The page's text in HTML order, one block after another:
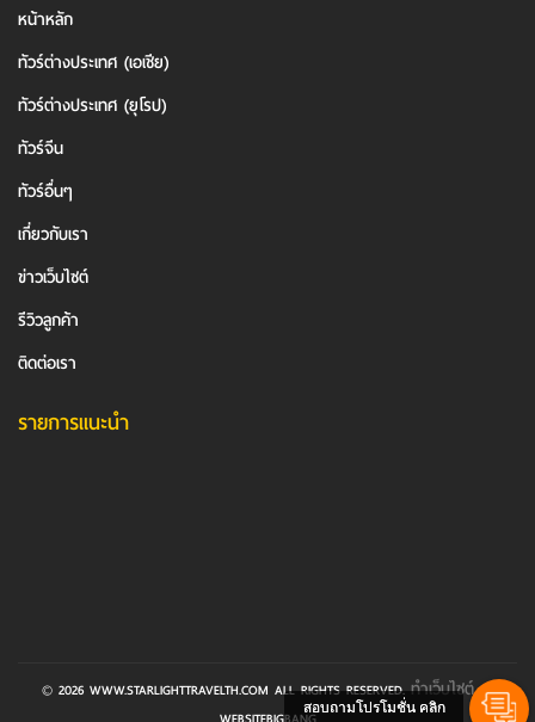
หน้าหลัก
ทัวร์ต่างประเทศ (เอเชีย)
ทัวร์ต่างประเทศ (ยุโรป)
ทัวร์จีน
ทัวร์อื่นๆ
เกี่ยวกับเรา
ข่าวเว็บไซต์
รีวิวลูกค้า
ติดต่อเรา
รายการแนะนำ
© 2026 WWW.STARLIGHTTRAVELTH.COM ALL RIGHTS RESERVED.ทำเว็บไซต์BY
สอบถามโปรโมชั่น คลิก